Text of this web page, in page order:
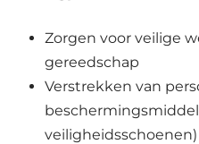
Zorgen voor veilige
gereedschap
Verstrekken van
veiligheidsschoenen)